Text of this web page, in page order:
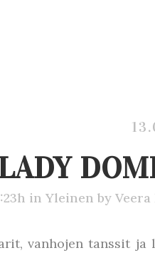
in Yleinen by
vanhojen tanssit